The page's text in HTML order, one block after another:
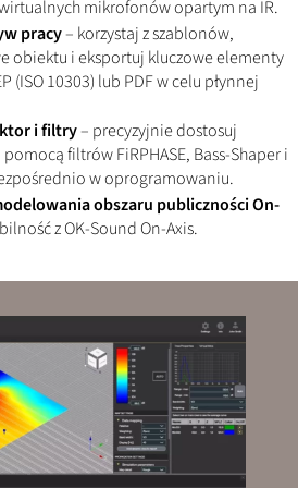
mikrofonów opartym na IR.
pracy– korzystaj z szablonów,
obiektu i eksportuj kluczowe elementy
(ISO 10303) lub PDF w celu płynnej
i filtry– precyzyjnie dostosuj
filtrów FiRPHASE, Bass-Shaper i
w oprogramowaniu.
obszaru publiczności On-
z OK-Sound On-Axis.